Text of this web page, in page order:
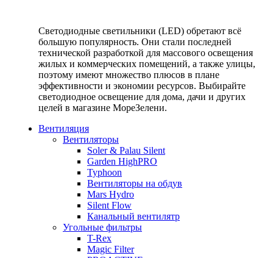
Светодиодные светильники (LED) обретают всё
большую популярность. Они стали последней
технической разработкой для массового освещения
жилых и коммерческих помещений, а также улицы,
поэтому имеют множество плюсов в плане
эффективности и экономии ресурсов. Выбирайте
светодиодное освещение для дома, дачи и других
целей в магазине МореЗелени.
Вентиляция
Вентиляторы
Soler & Palau Silent
Garden HighPRO
Typhoon
Вентиляторы на обдув
Mars Hydro
Silent Flow
Канальный вентилятр
Угольные фильтры
T-Rex
Magic Filter